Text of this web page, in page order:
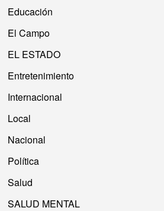
Educación
El Campo
EL ESTADO
Entretenimiento
Internacional
Local
Nacional
Política
Salud
SALUD MENTAL